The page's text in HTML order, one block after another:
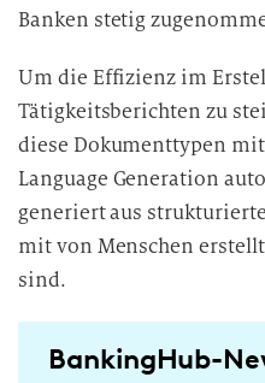
Banken stetig
Um die Effizienz im
Tätigkeitsberichten zu
diese Dokumenttypen
Language Generation
generiert aus
mit von Menschen
sind.
BankingHub-